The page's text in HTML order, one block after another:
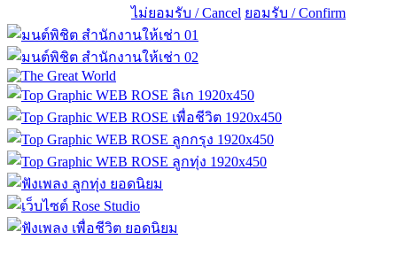
ไม่ยอมรับ / Cancel ยอมรับ / Confirm